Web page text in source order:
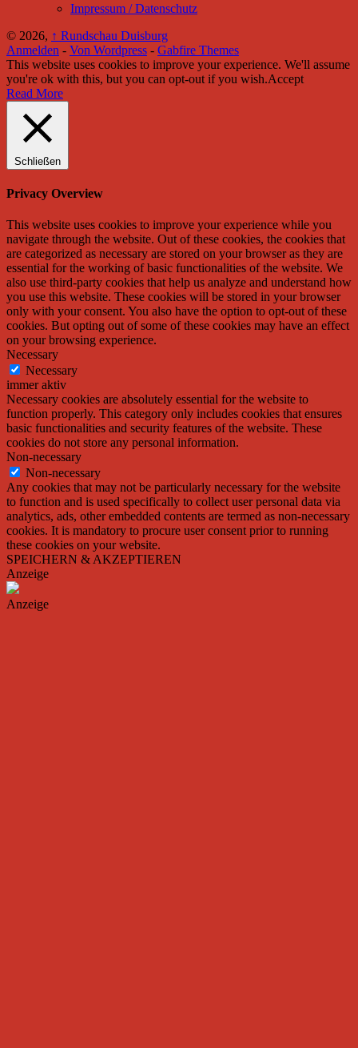
Impressum / Datenschutz
© 2026, ↑ Rundschau Duisburg
Anmelden - Von Wordpress - Gabfire Themes
This website uses cookies to improve your experience. We'll assume
you're ok with this, but you can opt-out if you wish.Accept
Read More
Schließen
Privacy Overview
This website uses cookies to improve your experience while you
navigate through the website. Out of these cookies, the cookies that
are categorized as necessary are stored on your browser as they are
essential for the working of basic functionalities of the website. We
also use third-party cookies that help us analyze and understand how
you use this website. These cookies will be stored in your browser
only with your consent. You also have the option to opt-out of these
cookies. But opting out of some of these cookies may have an effect
on your browsing experience.
Necessary
Necessary
immer aktiv
Necessary cookies are absolutely essential for the website to
function properly. This category only includes cookies that ensures
basic functionalities and security features of the website. These
cookies do not store any personal information.
Non-necessary
Non-necessary
Any cookies that may not be particularly necessary for the website
to function and is used specifically to collect user personal data via
analytics, ads, other embedded contents are termed as non-necessary
cookies. It is mandatory to procure user consent prior to running
these cookies on your website.
SPEICHERN & AKZEPTIEREN
Anzeige
Anzeige